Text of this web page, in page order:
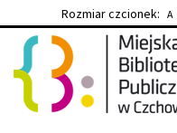
Przejdź
głównej
treści
Przejdź
wyszukiwarki
Rozmiar czcionek: A